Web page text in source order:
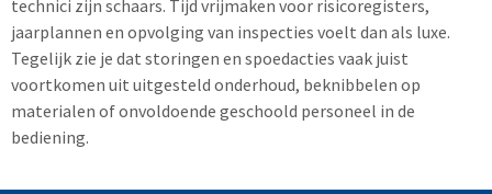
technici zijn schaars. Tijd vrijmaken voor risicoregisters,
jaarplannen en opvolging van inspecties voelt dan als luxe.
Tegelijk zie je dat storingen en spoedacties vaak juist
voortkomen uit uitgesteld onderhoud, beknibbelen op
materialen of onvoldoende geschoold personeel in de
bediening.